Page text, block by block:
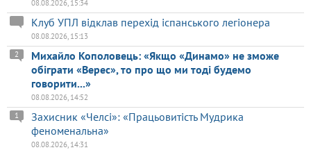
08.08.2026, 15:34
Клуб УПЛ відклав перехід іспанського легіонера
08.08.2026, 15:13
Михайло Кополовець: «Якщо «Динамо» не зможе
обіграти «Верес», то про що ми тоді будемо
говорити...»
2
08.08.2026, 14:52
Захисник «Челсі»: «Працьовитість Мудрика
феноменальна»
1
08.08.2026, 14:31